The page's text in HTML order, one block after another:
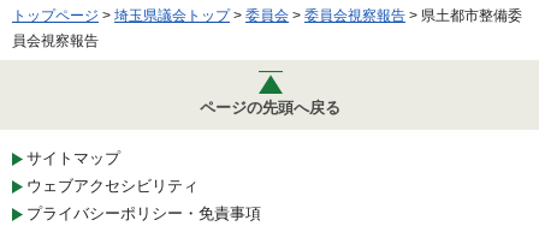
トップページ > 埼玉県議会トップ> 委員会 > 委員会視察報告 > 県土都市整備委
員会視察報告
ページの先頭へ戻る
サイトマップ
ウェブアクセシビリティ
プライバシーポリシー・免責事項